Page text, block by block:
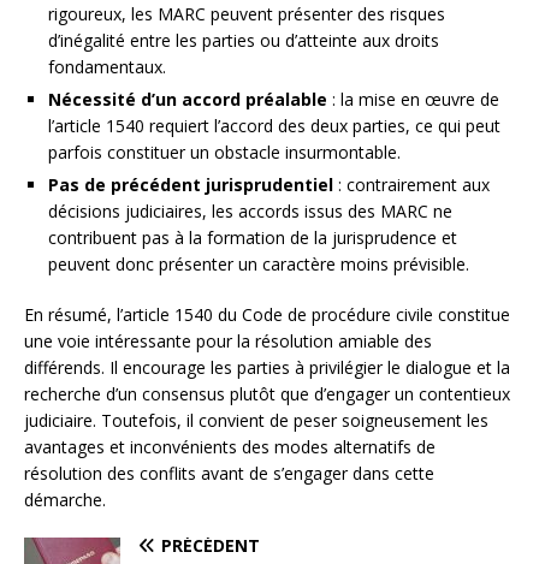
rigoureux, les MARC peuvent présenter des risques
d’inégalité entre les parties ou d’atteinte aux droits
fondamentaux.
Nécessité d’un accord préalable : la mise en œuvre de
l’article 1540 requiert l’accord des deux parties, ce qui peut
parfois constituer un obstacle insurmontable.
Pas de précédent jurisprudentiel : contrairement aux
décisions judiciaires, les accords issus des MARC ne
contribuent pas à la formation de la jurisprudence et
peuvent donc présenter un caractère moins prévisible.
En résumé, l’article 1540 du Code de procédure civile constitue
une voie intéressante pour la résolution amiable des
différends. Il encourage les parties à privilégier le dialogue et la
recherche d’un consensus plutôt que d’engager un contentieux
judiciaire. Toutefois, il convient de peser soigneusement les
avantages et inconvénients des modes alternatifs de
résolution des conflits avant de s’engager dans cette
démarche.
PRÉCÉDENT